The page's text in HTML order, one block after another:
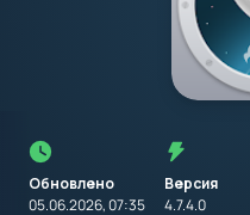
Обновлено
05.06.2026, 07:35
Версия
4.7.4.0